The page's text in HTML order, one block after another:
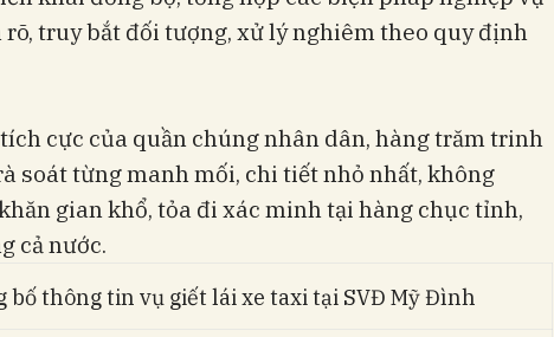
rõ, truy bắt đối tượng, xử lý nghiêm theo quy định
cực của quần chúng nhân dân, hàng trăm trinh
soát từng manh mối, chi tiết nhỏ nhất, không
gian khổ, tỏa đi xác minh tại hàng chục tỉnh,
cả nước.